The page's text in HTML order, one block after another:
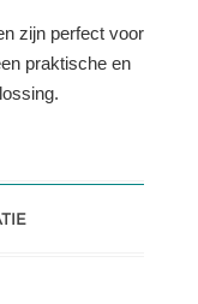
zijn perfect voor
praktische en